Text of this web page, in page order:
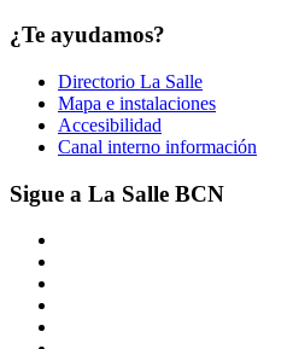
¿Te ayudamos?
Directorio La Salle
Mapa e instalaciones
Accesibilidad
Canal interno información
Sigue a La Salle BCN